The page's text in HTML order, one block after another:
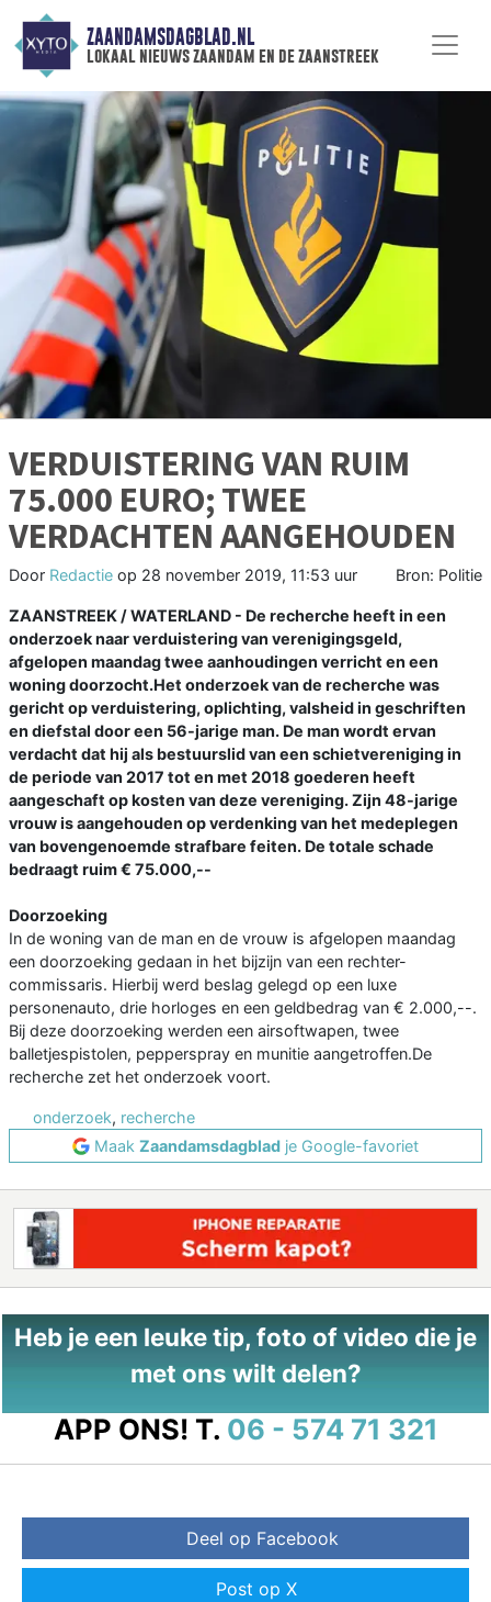
ZAANDAMSDAGBLAD.NL
lokaal nieuws zaandam en de zaanstreek
VERDUISTERING VAN RUIM
75.000 EURO; TWEE
VERDACHTEN AANGEHOUDEN
Door Redactie op 28 november 2019, 11:53 uur Bron: Politie
ZAANSTREEK / WATERLAND - De recherche heeft in een
onderzoek naar verduistering van verenigingsgeld,
afgelopen maandag twee aanhoudingen verricht en een
woning doorzocht.Het onderzoek van de recherche was
gericht op verduistering, oplichting, valsheid in geschriften
en diefstal door een 56-jarige man. De man wordt ervan
verdacht dat hij als bestuurslid van een schietvereniging in
de periode van 2017 tot en met 2018 goederen heeft
aangeschaft op kosten van deze vereniging. Zijn 48-jarige
vrouw is aangehouden op verdenking van het medeplegen
van bovengenoemde strafbare feiten. De totale schade
bedraagt ruim € 75.000,--
Doorzoeking
In de woning van de man en de vrouw is afgelopen maandag
een doorzoeking gedaan in het bijzijn van een rechter-
commissaris. Hierbij werd beslag gelegd op een luxe
personenauto, drie horloges en een geldbedrag van € 2.000,--.
Bij deze doorzoeking werden een airsoftwapen, twee
balletjespistolen, pepperspray en munitie aangetroffen.De
recherche zet het onderzoek voort.
onderzoek, recherche
Maak Zaandamsdagblad je Google-favoriet
Heb je een leuke tip, foto of video die je
met ons wilt delen?
APP ONS! T. 06 - 574 71 321
Deel op Facebook
Post op X